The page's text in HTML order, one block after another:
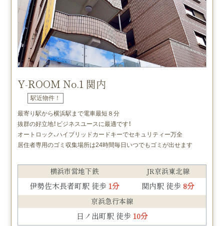
Y-ROOM No.1 関内
駅近物件！
最寄り駅から横浜駅まで電車最短８分
抜群の好立地！ビジネスユースに最適です！
オートロック、ハイブリッドカードキーでセキュリティー万全
居住者専用のゴミ収集場所は24時間毎日いつでもゴミが出せます
横浜市営地下鉄
伊勢佐木長者町駅 徒歩 1分
JR京浜東北線
関内駅 徒歩8分
京浜急行本線
日ノ出町駅 徒歩 10分